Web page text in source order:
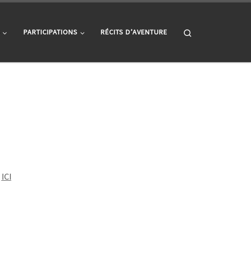
PARTICIPATIONS RÉCITS D’AVENTURE
ICI